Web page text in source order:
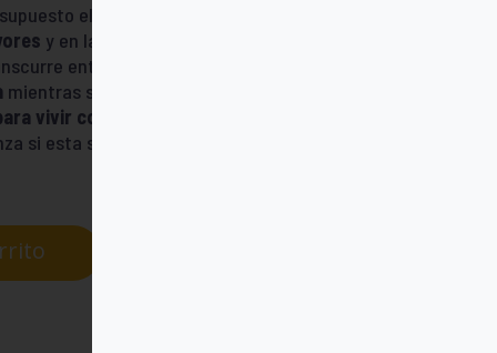
el
y en las personas cercanas que han
entre lágrimas y sollozos, por los
mientras se recuperaba del coronavirus, y
vivir con sentido, individual y
si esta se queda en un dinamismo